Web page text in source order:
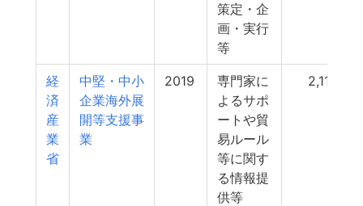
策定・企
画・実行
等
経
済
産
業
省
中堅・中小
企業海外展
開等支援事
業
2019
専門家に
よるサポ
ートや貿
易ルール
等に関す
る情報提
供等
2,111